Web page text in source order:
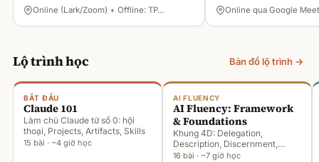
Online (Lark/Zoom) + Offline: TP… Online qua Google Meet
Lộ trình học Bản đồ lộ trình →
BẮT ĐẦU
Claude 101
Làm chủ Claude từ số 0: hội
thoại, Projects, Artifacts, Skills
15 bài · ~4 giờ học
AI FLUENCY
AI Fluency: Framework
& Foundations
Khung 4D: Delegation,
Description, Discernment,
Diligence
16 bài · ~7 giờ học